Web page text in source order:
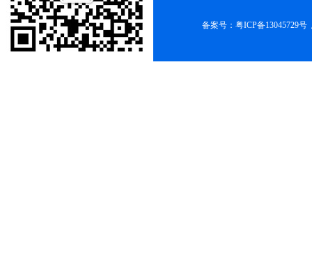
备案号： 粤ICP备13045729号